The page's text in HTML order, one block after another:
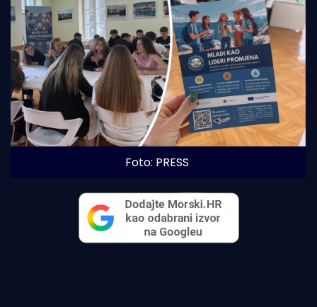
Foto: PRESS